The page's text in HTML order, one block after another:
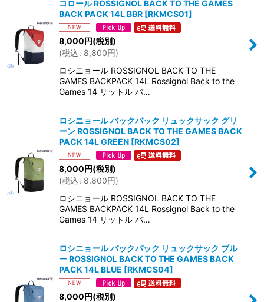
コロール ROSSIGNOL BACK TO THE GAMES
BACK PACK 14L BBR [RKMCS01]
8,000円(税別)
(税込: 8,800円)
ロシニョール ROSSIGNOL BACK TO THE
GAMES BACKPACK 14L Rossignol Back to the
Games 14 リットル バ…
ロシニョール バックパック リュックサック グリ
ーン ROSSIGNOL BACK TO THE GAMES BACK
PACK 14L GREEN [RKMCS02]
8,000円(税別)
(税込: 8,800円)
ロシニョール ROSSIGNOL BACK TO THE
GAMES BACKPACK 14L Rossignol Back to the
Games 14 リットル バ…
ロシニョール バックパック リュックサック ブル
ー ROSSIGNOL BACK TO THE GAMES BACK
PACK 14L BLUE [RKMCS04]
8,000円(税別)